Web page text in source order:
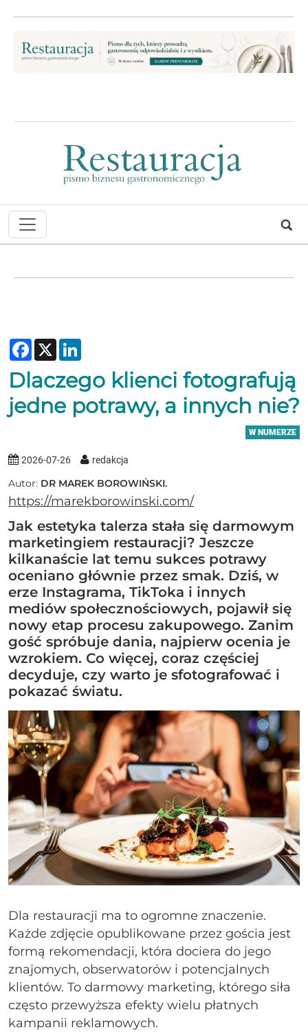
Facebook
X
Dlaczego klienci fotografują
jedne potrawy, a innych nie?
W NUMERZE
2026-07-26 redakcja
Autor: DR MAREK BOROWIŃSKI.
https://marekborowinski.com/
Jak estetyka talerza stała się darmowym
marketingiem restauracji? Jeszcze
kilkanaście lat temu sukces potrawy
oceniano głównie przez smak. Dziś, w
erze Instagrama, TikToka i innych
mediów społecznościowych, pojawił się
nowy etap procesu zakupowego. Zanim
gość spróbuje dania, najpierw ocenia je
wzrokiem. Co więcej, coraz częściej
decyduje, czy warto je sfotografować i
pokazać światu.
Dla restauracji ma to ogromne znaczenie.
Każde zdjęcie opublikowane przez gościa jest
formą rekomendacji, która dociera do jego
znajomych, obserwatorów i potencjalnych
klientów. To darmowy marketing, którego siła
często przewyższa efekty wielu płatnych
kampanii reklamowych.